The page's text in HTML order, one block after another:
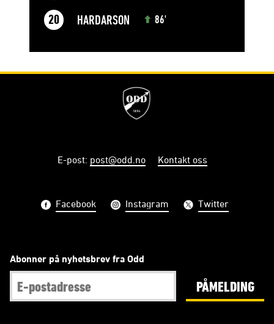
20 HARDARSON 86'
E-post: post@odd.no Kontakt oss
Facebook Instagram Twitter
Abonner på nyhetsbrev fra Odd
PÅMELDING